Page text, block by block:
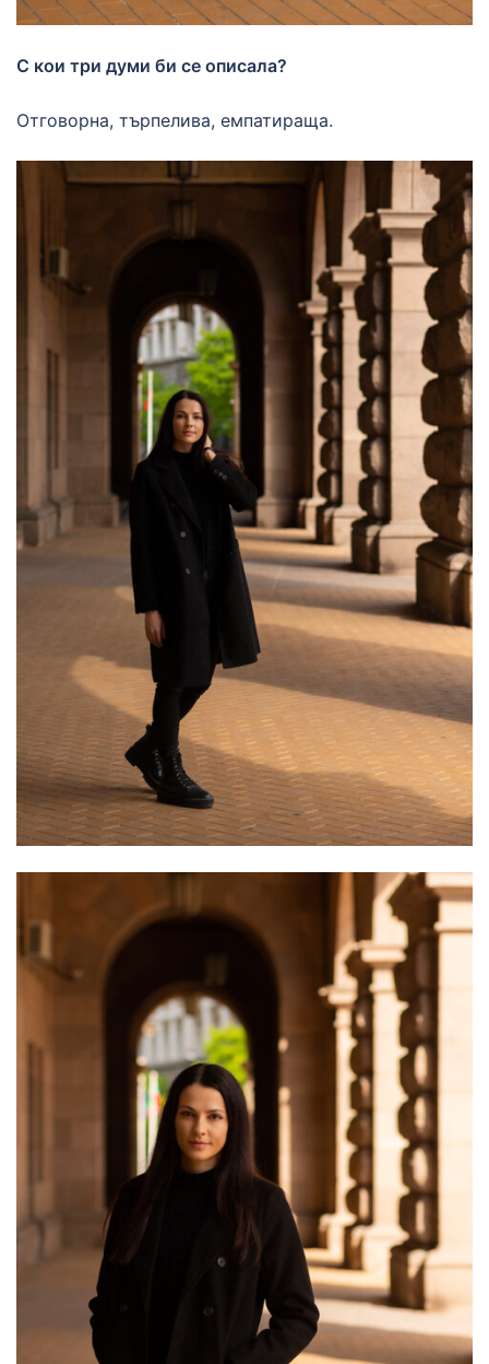
С кои три думи би се описала?
Отговорна, търпелива, емпатираща.